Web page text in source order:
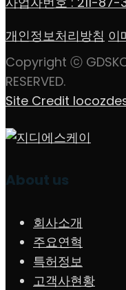
개인정보처리방침 이
Copyright ⓒ
RESERVED.
Site Credit
About us
회사소개
주요연혁
특허정보
고객사현황